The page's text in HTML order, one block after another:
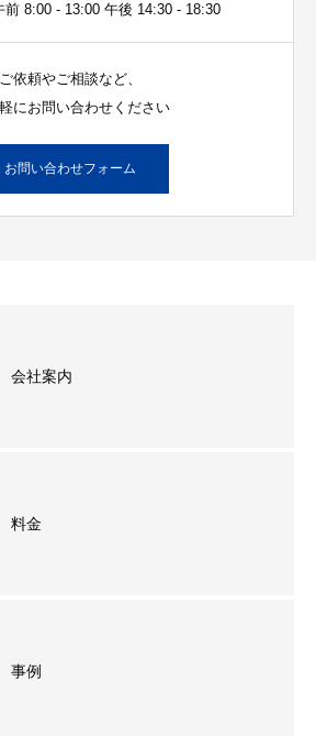
前 8:00 - 13:00 午後 14:30 - 18:30
ご依頼やご相談など、
にお問い合わせください
お問い合わせフォーム
会社案内
料金
事例